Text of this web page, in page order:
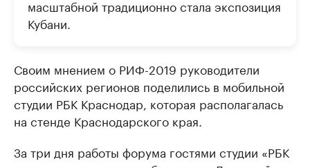
масштабной традиционно стала экспозиция
Кубани.
Своим мнением о РИФ-2019 руководители
российских регионов поделились в мобильной
студии РБК Краснодар, которая располагалась
на стенде Краснодарского края.
За три дня работы форума гостями студии «РБК